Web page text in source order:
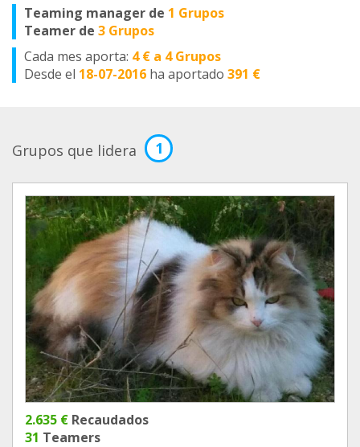
Teaming manager de 1 Grupos
Teamer de 3 Grupos
Cada mes aporta: 4 € a 4 Grupos
Desde el 18-07-2016 ha aportado 391 €
Grupos que lidera 1
2.635 € Recaudados
31 Teamers